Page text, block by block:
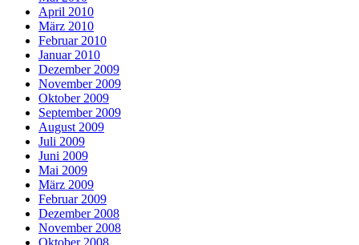
April 2010
März 2010
Februar 2010
Januar 2010
Dezember 2009
November 2009
Oktober 2009
September 2009
August 2009
Juli 2009
Juni 2009
Mai 2009
März 2009
Februar 2009
Dezember 2008
November 2008